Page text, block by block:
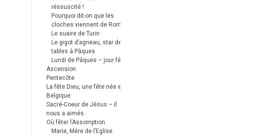
réssuscité !
Pourquoi dit-on que les
cloches viennent de Rome ?
Le suaire de Turin
Le gigot d’agneau, star des
tables à Pâques
Lundi de Pâques – jour férié
Ascension
Pentecôte
La fête Dieu, une fête née en
Belgique
Sacré-Coeur de Jésus – Il
nous a aimés.
Où fêter l’Assomption
Marie, Mère de l’Eglise